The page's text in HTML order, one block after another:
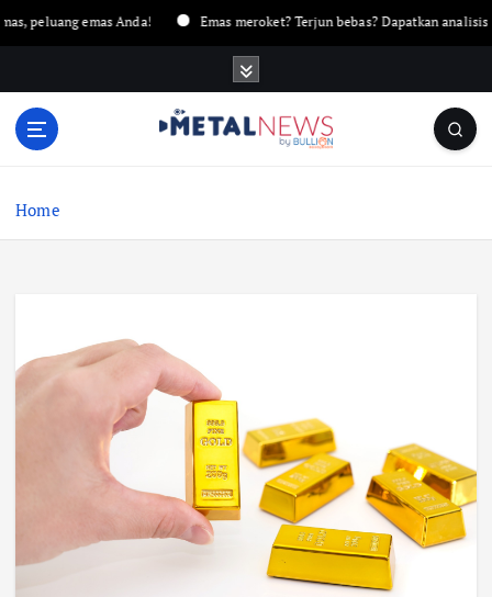
peluang emas Anda! Emas meroket? Terjun bebas? Dapatkan analisis
Home